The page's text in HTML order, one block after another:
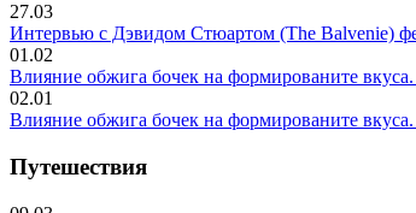
27.03
Интервью с Дэвидом Стюартом (The Balvenie)
01.02
Влияние обжига бочек на формированите вкуса.
02.01
Влияние обжига бочек на формированите вкуса.
Путешествия